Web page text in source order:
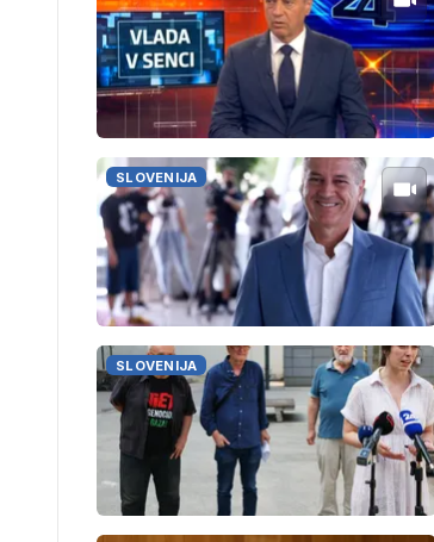
SLOVENIJA
SLOVENIJA